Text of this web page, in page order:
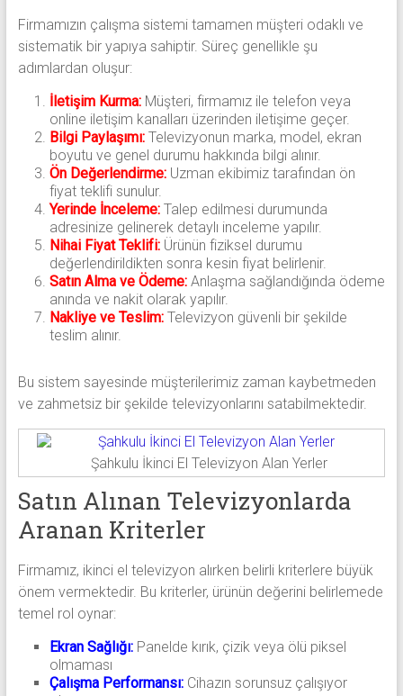
Firmamızın çalışma sistemi tamamen müşteri odaklı ve
sistematik bir yapıya sahiptir. Süreç genellikle şu
adımlardan oluşur:
İletişim Kurma:Müşteri, firmamız ile telefon veya
online iletişim kanalları üzerinden iletişime geçer.
Bilgi Paylaşımı:Televizyonun marka, model, ekran
boyutu ve genel durumu hakkında bilgi alınır.
Ön Değerlendirme:Uzman ekibimiz tarafından ön
fiyat teklifi sunulur.
Yerinde İnceleme:Talep edilmesi durumunda
adresinize gelinerek detaylı inceleme yapılır.
Nihai Fiyat Teklifi:Ürünün fiziksel durumu
değerlendirildikten sonra kesin fiyat belirlenir.
Satın Alma ve Ödeme: Anlaşma sağlandığında ödeme
anında ve nakit olarak yapılır.
Nakliye ve Teslim:Televizyon güvenli bir şekilde
teslim alınır.
Bu sistem sayesinde müşterilerimiz zaman kaybetmeden
ve zahmetsiz bir şekilde televizyonlarını satabilmektedir.
Şahkulu İkinci El Televizyon Alan Yerler
Satın Alınan Televizyonlarda
Aranan Kriterler
Firmamız, ikinci el televizyon alırken belirli kriterlere büyük
önem vermektedir. Bu kriterler, ürünün değerini belirlemede
temel rol oynar:
Ekran Sağlığı:Panelde kırık, çizik veya ölü piksel
olmaması
Çalışma Performansı:Cihazın sorunsuz çalışıyor